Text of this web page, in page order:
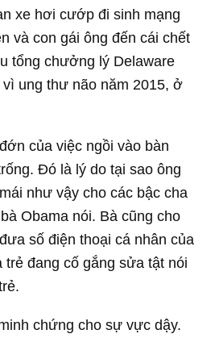
xe hơi cướp đi sinh mạng
và con gái ông đến cái chết
tổng chưởng lý Delaware
ung thư não năm 2015, ở
của việc ngồi vào bàn
Đó là lý do tại sao ông
như vậy cho các bậc cha
Obama nói. Bà cũng cho
số điện thoại cá nhân của
đang cố gắng sửa tật nói
chứng cho sự vực dậy.